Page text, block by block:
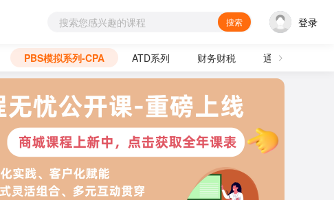
搜索 登录
PBS模拟系列-CPA ATD系列 财务财税 通用技能